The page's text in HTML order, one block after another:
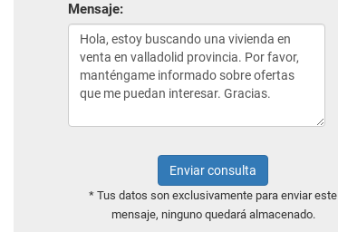
Mensaje:
Enviar consulta
* Tus datos son exclusivamente para enviar este
mensaje, ninguno quedará almacenado.